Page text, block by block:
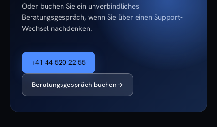
Oder buchen Sie ein unverbindliches
Beratungsgespräch, wenn Sie über einen Support-
Wechsel nachdenken.
+41 44 520 22 55
Beratungsgespräch buchen→